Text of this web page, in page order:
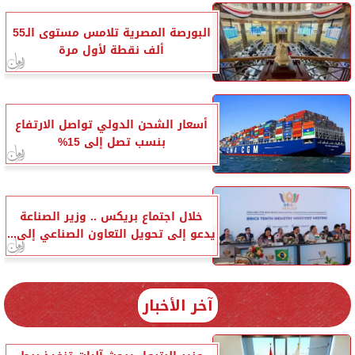
البورصة المصرية تلامس مستوى الـ55
ألف نقطة لأول مرة
أسعار الشحن الدولي تواصل الارتفاع
بنسب تصل إلى 15%
خلال اجتماع بريكس .. وزير الصناعة
يدعو إلى تحويل التعاون الصناعي إلى...
آخر الأخبار